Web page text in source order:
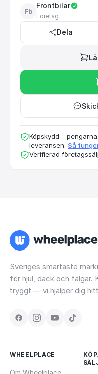
Fb
Frontbilar
Företag
Dela
Köpskydd –
leveransen. Så
Verifierad
Sveriges smartaste
för hjul, däck och fälgar.
tryggt — vi hjälper dig
WHEELPLACE